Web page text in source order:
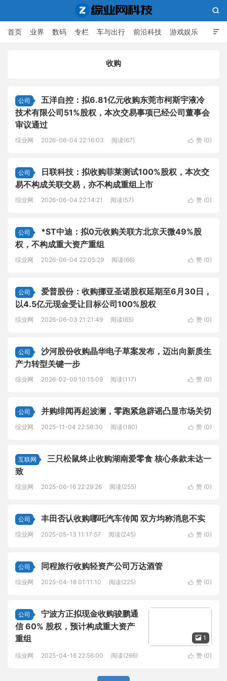

首页 业界 数码 专栏 车与出行 前沿科技 游戏娱乐

收购
公司
五洋自控：拟6.81亿元收购东莞市柯斯宇液冷
技术有限公司51%股权，本次交易事项已经公司董事会
审议通过
 赞 (0)
综业网 2026-06-04 22:16:03 阅读(67)
公司
日联科技：拟收购菲莱测试100%股权，本次交
易不构成关联交易，亦不构成重组上市
 赞 (0)
综业网 2026-06-04 22:14:21 阅读(57)
公司
*ST中迪：拟0元收购关联方北京天微49%股
权，不构成重大资产重组
 赞 (0)
综业网 2026-06-04 22:05:29 阅读(66)
公司
爱普股份：收购挪亚圣诺股权延期至6月30日，
以4.5亿元现金受让目标公司100%股权
 赞 (0)
综业网 2026-06-03 21:21:49 阅读(65)
公司
沙河股份收购晶华电子草案发布，迈出向新质生
产力转型关键一步
 赞 (0)
综业网 2026-02-09 10:15:09 阅读(117)
公司 并购绯闻再起波澜，零跑紧急辟谣凸显市场关切
 赞 (0)
综业网 2025-11-04 22:58:30 阅读(180)
互联网
三只松鼠终止收购湖南爱零食 核心条款未达一
致
 赞 (0)
综业网 2025-06-16 22:29:26 阅读(255)
公司 丰田否认收购哪吒汽车传闻 双方均称消息不实
 赞 (0)
综业网 2025-05-13 11:17:57 阅读(245)
公司 同程旅行收购轻资产公司万达酒管
 赞 (0)
综业网 2025-04-18 01:11:10 阅读(225)
公司
宁波方正拟现金收购骏鹏通
信 60% 股权，预计构成重大资产
重组
 1
 赞 (0)
综业网 2025-04-16 22:56:00 阅读(266)